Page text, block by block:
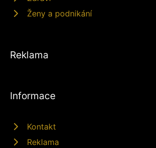
Ženy a podnikání
Reklama
Informace
Kontakt
Reklama